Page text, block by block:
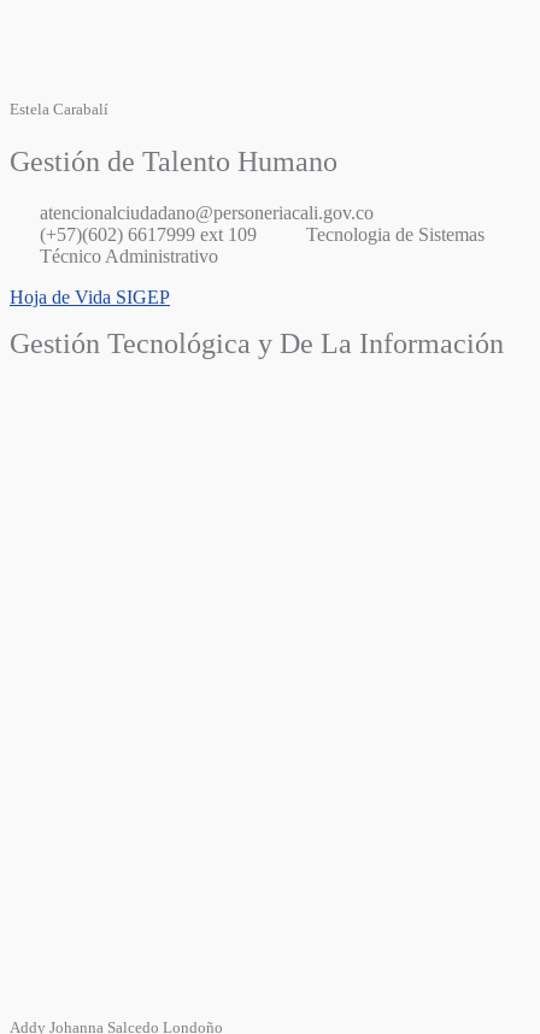
Estela Carabalí
Gestión de Talento Humano
atencionalciudadano@personeriacali.gov.co
(+57)(602) 6617999 ext 109
Tecnologia de Sistemas
Técnico Administrativo
Hoja de Vida SIGEP
Gestión Tecnológica y De La Información
Addy Johanna Salcedo Londoño